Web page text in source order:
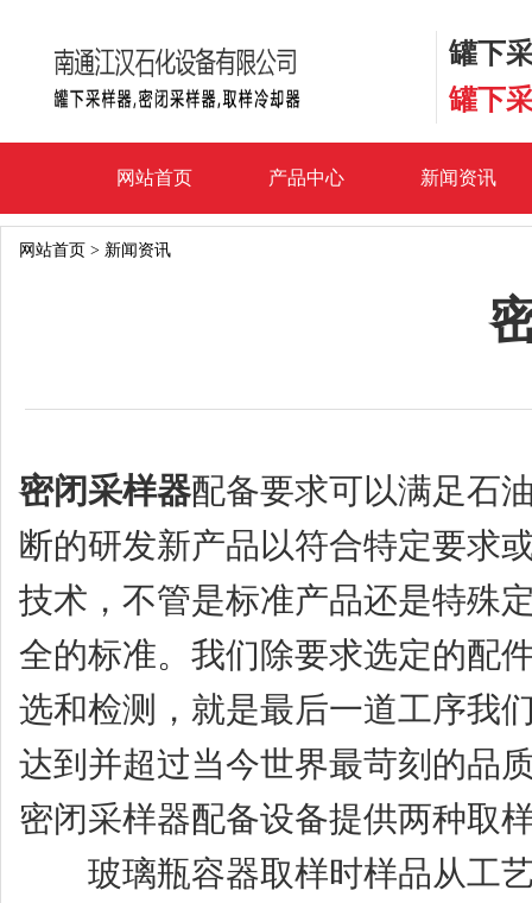
罐下
罐下
网站首页 产品中心 新闻资讯
网站首页 > 新闻资讯
密闭采样器配备要求可以满足石
断的研发新产品以符合特定要求
技术，不管是标准产品还是特殊
全的标准。我们除要求选定的配
选和检测，就是最后一道工序我
达到并超过当今世界最苛刻的品
密闭采样器配备设备提供两种取
玻璃瓶容器取样时样品从工艺